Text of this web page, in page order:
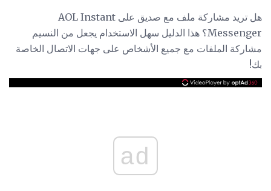
هل تريد مشاركة ملف مع صديق على AOL Instant
Messenger؟ هذا الدليل سهل الاستخدام يجعل من النسيم
مشاركة الملفات مع جميع الأشخاص على جهات الاتصال الخاصة
بك!
ad